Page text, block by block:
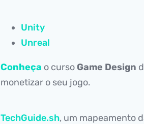
Unity
Unreal
Conheça o curso Game Design
monetizar o seu jogo.
TechGuide.sh, um mapeamento